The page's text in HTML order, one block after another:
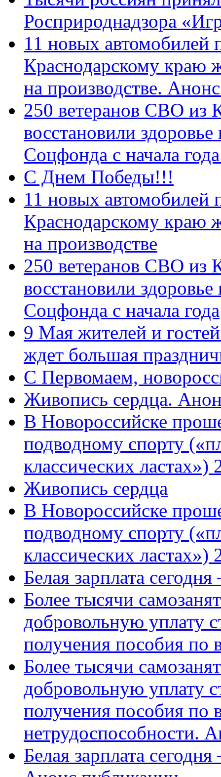
Росприроднадзора
11 новых автомобилей
Краснодарскому краю
на производстве.
250 ветеранов СВО из
восстановили
Соцфонда с начала
С Днем Победы!!!
11 новых автомобилей
Краснодарскому краю
на производстве
250 ветеранов СВО из
восстановили
Соцфонда с начала года
9 Мая жителей и
ждет большая
C Первомаем,
Живопись сердца.
В Новороссийске
подводному спорту
классических
Живопись сердца
В Новороссийске
подводному спорту
классических ластах»)
Белая зарплата
Более тысячи
добровольную уплату
получения пособия по
Более тысячи
добровольную уплату
получения пособия по
нетрудоспособности.
Белая зарплата